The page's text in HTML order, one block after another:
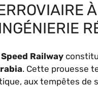
Railway
. Cette prouesse
aux tempêtes de